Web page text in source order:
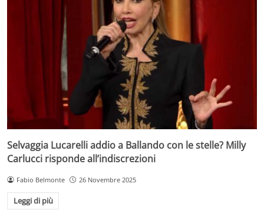
Selvaggia Lucarelli addio a Ballando con le stelle? Milly
Carlucci risponde all’indiscrezioni
Fabio Belmonte 26 Novembre 2025
Leggi di più